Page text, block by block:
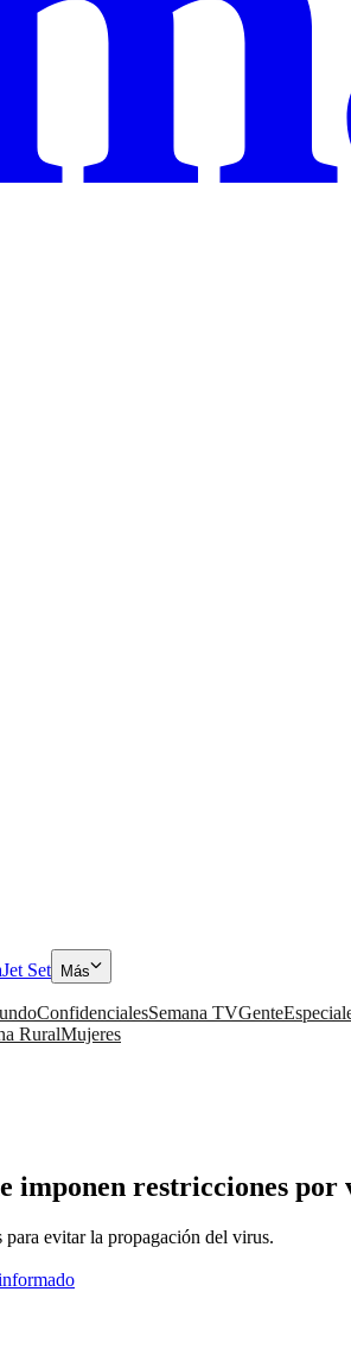
Jet Set Más
ConfidencialesSemana TVGente
RuralMujeres
imponen restricciones
para evitar la propagación del virus.